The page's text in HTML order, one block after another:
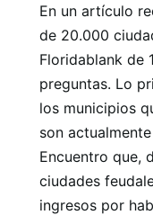
En un artículo
de 20.000
Floridablank de
preguntas. Lo
los municipios
son
Encuentro que,
ciudades
ingresos por